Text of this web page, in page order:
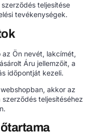
teljesítése
tevékenységek.
Ön nevét, lakcímét,
Áru jellemzőit, a
időpontját kezeli.
akkor az
teljesítéséhez